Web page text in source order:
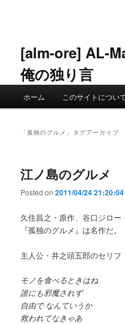
ン
へ
ツ
移
[alm-ore] AL-
俺の独り言
ホーム このサイトについ
「孤独のグルメ 」タグアーカイブ
江ノ島のグルメ
Posted on2011/04/24 21:20:04
久住昌之・原作、谷口ジロー
『孤独のグルメ』は名作だ。
主人公・井之頭五郎のセリフ
モノを食べるときはね
誰にも邪魔されず
自由で なんていうか
救われてなきゃあ